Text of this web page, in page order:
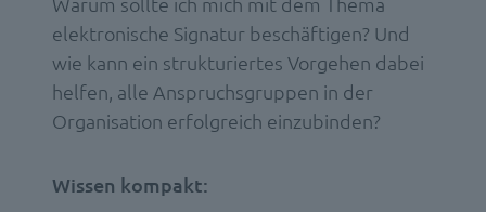
elektronische Signatur beschäftigen? Und
wie kann ein strukturiertes Vorgehen dabei
helfen, alle Anspruchsgruppen in der
Organisation erfolgreich einzubinden?
Wissen kompakt: